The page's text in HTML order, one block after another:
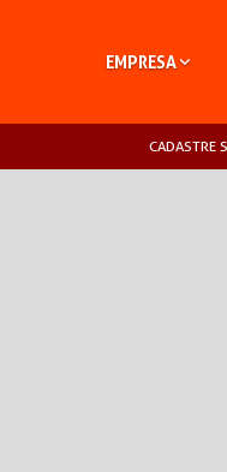
EMPRESA
CADASTRE